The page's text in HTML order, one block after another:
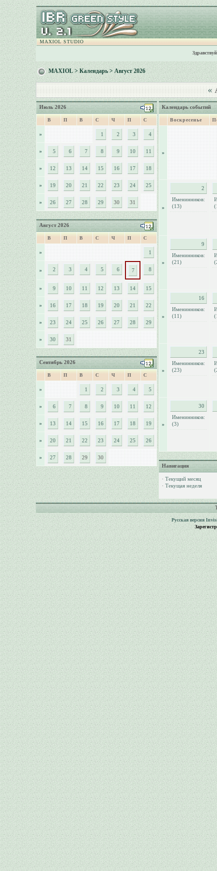
MAXIOL STUDIO
MAXIOL>Календарь> Август 2026
«
Июль 2026
В П В С Ч П С
» 1 2 3 4
» 5 6 7 8 9 10 11
» 12 13 14 15 16 17 18
» 19 20 21 22 23 24 25
» 26 27 28 29 30 31
Август 2026
В П В С Ч П С
» 1
» 2 3 4 5 6 7 8
» 9 10 11 12 13 14 15
» 16 17 18 19 20 21 22
» 23 24 25 26 27 28 29
» 30 31
Сентябрь 2026
В П В С Ч П С
» 1 2 3 4 5
» 6 7 8 9 10 11 12
» 13 14 15 16 17 18 19
» 20 21 22 23 24 25 26
» 27 28 29 30
Календарь событий
Воскресенье
»
»
2
Именинников:
(13)
»
9
Именинников:
(21)
»
16
Именинников:
(11)
»
23
Именинников:
(23)
»
30
Именинников:
(3)
Навигация
· Текущий месяц
· Текущая неделя
Русская версия